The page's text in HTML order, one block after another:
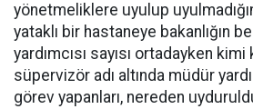
yönetmeliklere uyulup
yataklı bir hastaneye bakanlığın
yardımcısı sayısı ortadayken
süpervizör adı altında müdür
görev yapanları, nereden